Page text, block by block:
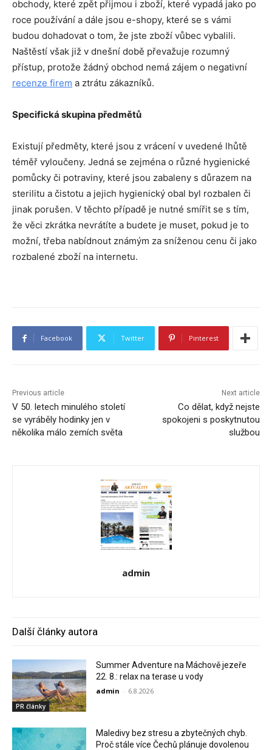
obchody, které zpět přijmou i zboží, které vypadá jako po
roce používání a dále jsou e-shopy, které se s vámi
budou dohadovat o tom, že jste zboží vůbec vybalili.
Naštěstí však již v dnešní době převažuje rozumný
přístup, protože žádný obchod nemá zájem o negativní
recenze firem a ztrátu zákazníků.
Specifická skupina předmětů
Existují předměty, které jsou z vrácení v uvedené lhůtě
téměř vyloučeny. Jedná se zejména o různé hygienické
pomůcky či potraviny, které jsou zabaleny s důrazem na
sterilitu a čistotu a jejich hygienický obal byl rozbalen či
jinak porušen. V těchto případě je nutné smířit se s tím,
že věci zkrátka nevrátíte a budete je muset, pokud je to
možní, třeba nabídnout známým za sníženou cenu či jako
rozbalené zboží na internetu.
Facebook Twitter Pinterest
Previous article
V 50. letech minulého století
se vyráběly hodinky jen v
několika málo zemích světa
Next article
Co dělat, když nejste
spokojeni s poskytnutou
službou
admin
Další články autora
PR články
Summer Adventure na Máchově jezeře
22. 8.: relax na terase u vody
admin - 6.8.2026
Maledivy bez stresu a zbytečných chyb.
Proč stále více Čechů plánuje dovolenou